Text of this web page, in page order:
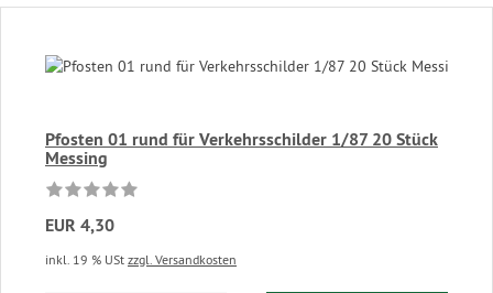
Pfosten 01 rund für Verkehrsschilder 1/87 20 Stück
Messing
EUR 4,30
inkl. 19 % USt zzgl. Versandkosten